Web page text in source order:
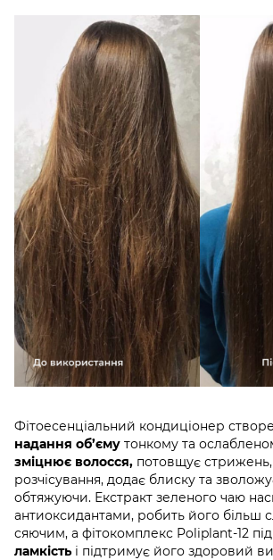
Фітоесенціальний кондиціонер
надання об’єму тонкому та
зміцнює волосся, потовщує
розчісування, додає блиску та
обтяжуючи. Екстракт зеленого чаю
антиоксидантами, робить його більш
сяючим, а фітокомплекс Poliplant-12
ламкість і підтримує його здоровий